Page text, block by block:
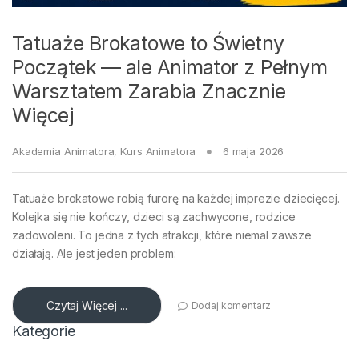
Tatuaże Brokatowe to Świetny
Początek — ale Animator z Pełnym
Warsztatem Zarabia Znacznie
Więcej
Akademia Animatora, Kurs Animatora 6 maja 2026
Tatuaże brokatowe robią furorę na każdej imprezie dziecięcej.
Kolejka się nie kończy, dzieci są zachwycone, rodzice
zadowoleni. To jedna z tych atrakcji, które niemal zawsze
działają. Ale jest jeden problem:
Czytaj Więcej ... Dodaj komentarz
Kategorie